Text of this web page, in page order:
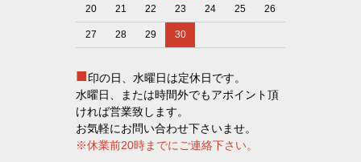
20 21 22 23 24 25 26
27 28 29 30
■印の日、水曜日は定休日です。
水曜日、または時間外でもアポイント頂
ければ営業致します。
お気軽にお問い合わせ下さいませ。
※休業前20時までにご連絡下さい。